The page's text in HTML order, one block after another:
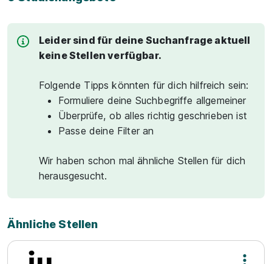
Leider sind für deine Suchanfrage aktuell
keine Stellen verfügbar.
Folgende Tipps könnten für dich hilfreich sein:
Formuliere deine Suchbegriffe allgemeiner
Überprüfe, ob alles richtig geschrieben ist
Passe deine Filter an
Wir haben schon mal ähnliche Stellen für dich
herausgesucht.
Ähnliche Stellen